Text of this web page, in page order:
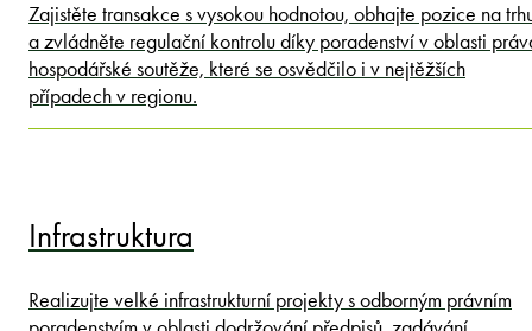
Zajistěte transakce s vysokou hodnotou, obhajte pozice na
a zvládněte regulační kontrolu díky poradenství v oblasti
hospodářské soutěže, které se osvědčilo i v nejtěžších
případech v regionu.
Infrastruktura
Realizujte velké infrastrukturní projekty s odborným právním